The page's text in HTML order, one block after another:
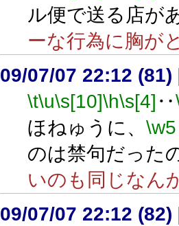
ル便で送る店が
ーな行為に胸が
09/07/07 22:12 (81)
\t\u\s[10]\h\s[4] ‥
ほねゅうに、 \w5
のは禁句だった
いのも同じなん
09/07/07 22:12 (82)